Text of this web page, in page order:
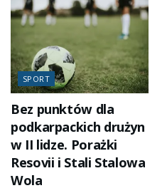
SPORT
Bez punktów dla
podkarpackich drużyn
w II lidze. Porażki
Resovii i Stali Stalowa
Wola